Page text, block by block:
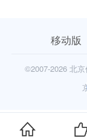
移动版
©2007-2026 北